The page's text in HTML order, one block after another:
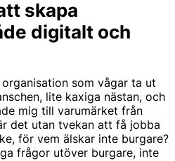
skapa
digitalt och
som vågar ta ut
lite kaxiga nästan, och
mig till varumärket från
det utan tvekan att få jobba
för vem älskar inte burgare?
frågor utöver burgare, inte